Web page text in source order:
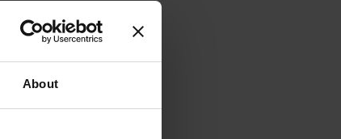
About